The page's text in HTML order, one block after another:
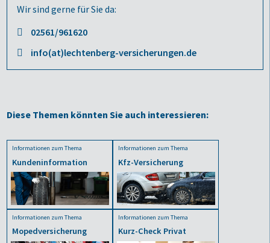
Wir sind gerne für Sie da:
02561/961620
info(at)lechtenberg-versicherungen.de
Diese Themen könnten Sie auch interessieren:
Informationen zum Thema
Kundeninformation
Informationen zum Thema
Kfz-Versicherung
Informationen zum Thema
Mopedversicherung
Informationen zum Thema
Kurz-Check Privat